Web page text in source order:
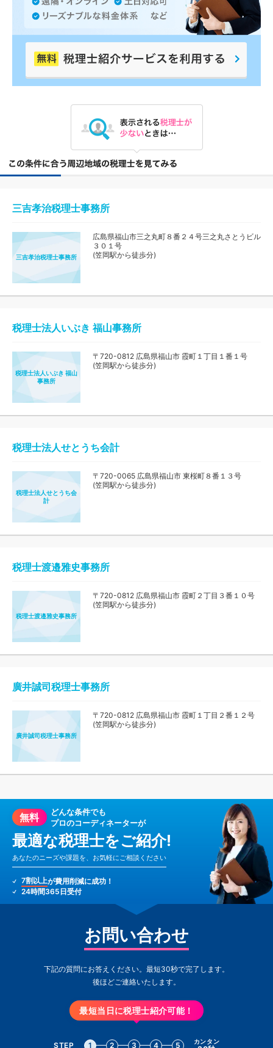
三吉孝治税理士事務所
三吉孝治税理士事務所
広島県福山市三之丸町８番２４号三之丸さとうビル
３０１号
(笠岡駅から徒歩分)
税理士法人いぶき 福山事務所
税理士法人いぶき 福山
事務所
〒720-0812 広島県福山市 霞町１丁目１番１号
(笠岡駅から徒歩分)
税理士法人せとうち会計
税理士法人せとうち会
計
〒720-0065 広島県福山市 東桜町８番１３号
(笠岡駅から徒歩分)
税理士渡邉雅史事務所
税理士渡邉雅史事務所
〒720-0812 広島県福山市 霞町２丁目３番１０号
(笠岡駅から徒歩分)
廣井誠司税理士事務所
廣井誠司税理士事務所
〒720-0812 広島県福山市 霞町１丁目２番１２号
(笠岡駅から徒歩分)
無料
どんな条件でも
プロのコーディネーターが
最適な税理士をご紹介!
あなたのニーズや課題を、お気軽にご相談ください
7割以上が費用削減に成功！
24時間365日受付
お問い合わせ
下記の質問にお答えください。最短30秒で完了します。
後ほどご連絡いたします。
最短当日に税理士紹介可能！
STEP 1 2 3 4 5 カンタン